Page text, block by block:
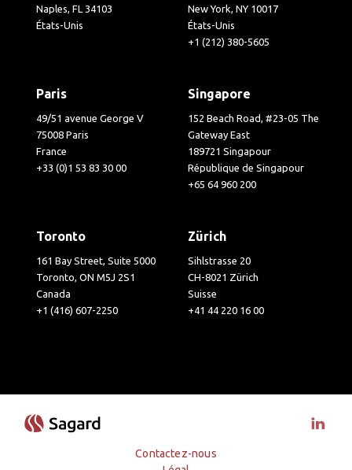
Naples, FL 34103
États-Unis
New York, NY 10017
États-Unis
+1 (212) 380-5605
Paris
49/51 avenue George V
75008 Paris
France
+33 (0)1 53 83 30 00
Singapore
152 Beach Road, #23-05 The
Gateway East
189721 Singapour
République de Singapour
+65 64 960 200
Toronto
161 Bay Street, Suite 5000
Toronto, ON M5J 2S1
Canada
+1 (416) 607-2250
Zürich
Sihlstrasse 20
CH-8021 Zürich
Suisse
+41 44 220 16 00
Contactez-nous